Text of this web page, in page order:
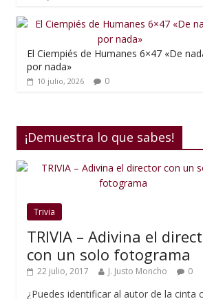
El Ciempiés de Humanes 6×47 «De
por nada»
10 julio, 2026 0
¡Demuestra lo que sabes!
Trivia
TRIVIA – Adivina el
con un solo fotograma
22 julio, 2017 J. Justo Moncho 0
¿Puedes identificar al autor de la cinta